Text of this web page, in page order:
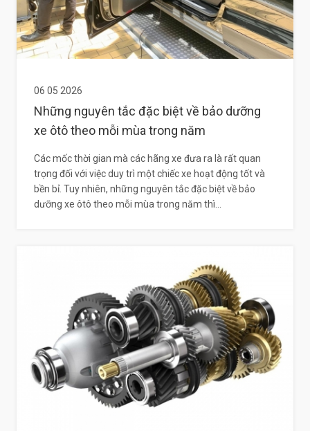
06 05 2026
Những nguyên tắc đặc biệt về bảo dưỡng
xe ôtô theo mỗi mùa trong năm
Các mốc thời gian mà các hãng xe đưa ra là rất quan
trọng đối với việc duy trì một chiếc xe hoạt động tốt và
bền bỉ. Tuy nhiên, những nguyên tắc đặc biệt về bảo
dưỡng xe ôtô theo mỗi mùa trong năm thì...